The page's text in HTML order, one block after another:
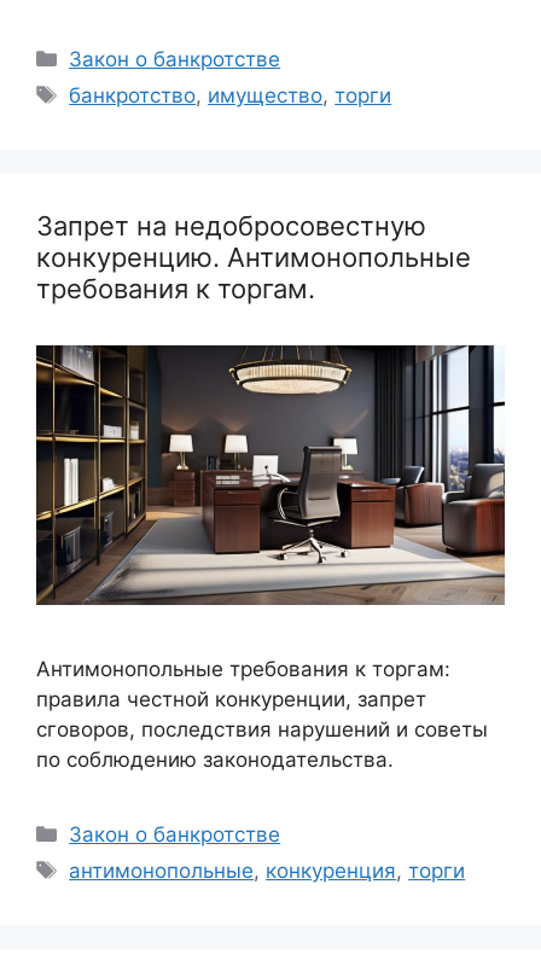
Рубрики
Закон о банкротстве
Метки
банкротство, имущество,торги
Запрет на недобросовестную
конкуренцию. Антимонопольные
требования к торгам.
Антимонопольные требования к торгам:
правила честной конкуренции, запрет
сговоров, последствия нарушений и советы
по соблюдению законодательства.
Рубрики
Закон о банкротстве
Метки
антимонопольные, конкуренция,торги